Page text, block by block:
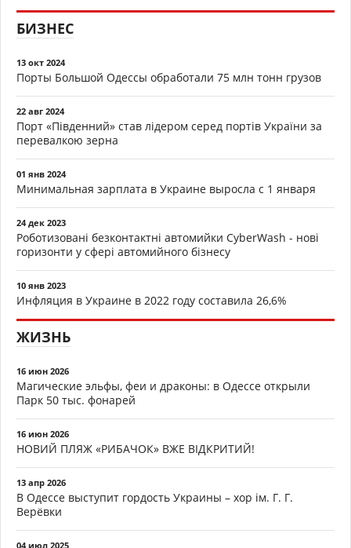
БИЗНЕС
13 окт 2024
Порты Большой Одессы обработали 75 млн тонн грузов
22 авг 2024
Порт «Південний» став лідером серед портів України за
перевалкою зерна
01 янв 2024
Минимальная зарплата в Украине выросла с 1 января
24 дек 2023
Роботизовані безконтактні автомийки CyberWash - нові
горизонти у сфері автомийного бізнесу
10 янв 2023
Инфляция в Украине в 2022 году составила 26,6%
ЖИЗНЬ
16 июн 2026
Магические эльфы, феи и драконы: в Одессе открыли
Парк 50 тыс. фонарей
16 июн 2026
НОВИЙ ПЛЯЖ «РИБАЧОК» ВЖЕ ВІДКРИТИЙ!
13 апр 2026
В Одессе выступит гордость Украины – хор ім. Г. Г.
Верёвки
04 июл 2025